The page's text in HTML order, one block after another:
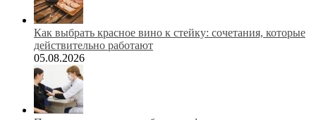
Как выбрать красное вино к стейку: сочетания, которые
действительно работают
05.08.2026